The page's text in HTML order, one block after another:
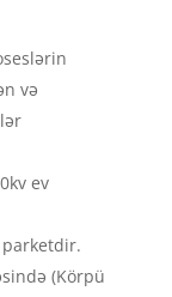
və
ev
(Körpü